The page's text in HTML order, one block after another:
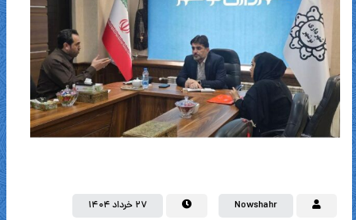
Nowshahr ۲۷ خرداد ۱۴۰۴